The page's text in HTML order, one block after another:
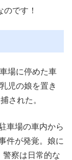
です！
場に停めた車
児の娘を置き
された。
車場の車内から
件が発覚。娘に
警察は日常的な